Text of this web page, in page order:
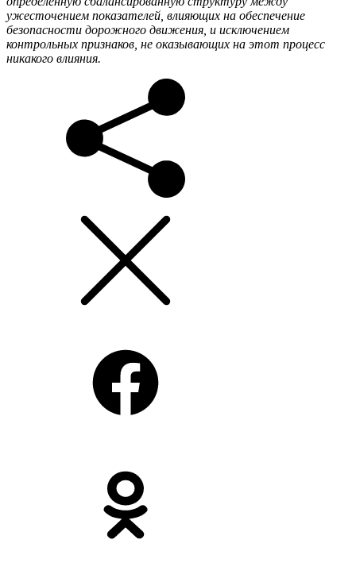
ужесточением показателей, влияющих на обеспечение
безопасности дорожного движения, и исключением
контрольных признаков, не оказывающих на этот процесс
никакого влияния.